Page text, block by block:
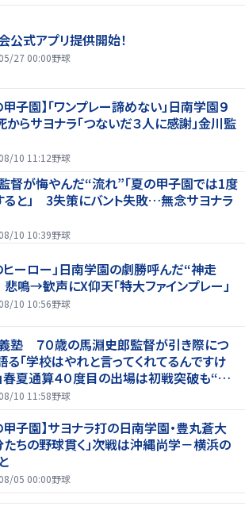
公式アプリ提供開始！
27 00:00野球
甲子園】「ワンプレー諦めない」日南学園９
からサヨナラ「つないだ３人に感謝」金川監
10 11:12野球
督が悔やんだ“流れ”「夏の甲子園では1度
ると」 3失策にバント失敗…無念サヨナラ
10 10:39野球
ヒーロー」日南学園の劇勝呼んだ“神走
鳴→歓声にX仰天「特大ファインプレー」
10 10:56野球
塾 ７０歳の馬淵史郎監督が引き際につ
る「学校はやれと言ってくれてるんですけ
春夏通算４０度目の出場は初戦突破も“馬
炸裂
10 11:58野球
甲子園】サヨナラ打の日南学園・豊丸蒼大
たちの野球貫く」次戦は沖縄尚学－横浜の
05 00:00野球